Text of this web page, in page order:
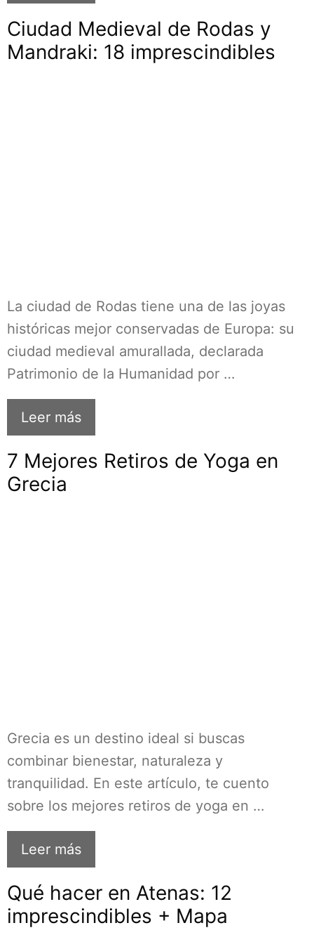
Ciudad Medieval de Rodas y
Mandraki: 18 imprescindibles
La ciudad de Rodas tiene una de las joyas
históricas mejor conservadas de Europa: su
ciudad medieval amurallada, declarada
Patrimonio de la Humanidad por …
Leer más
7 Mejores Retiros de Yoga en
Grecia
Grecia es un destino ideal si buscas
combinar bienestar, naturaleza y
tranquilidad. En este artículo, te cuento
sobre los mejores retiros de yoga en …
Leer más
Qué hacer en Atenas: 12
imprescindibles + Mapa